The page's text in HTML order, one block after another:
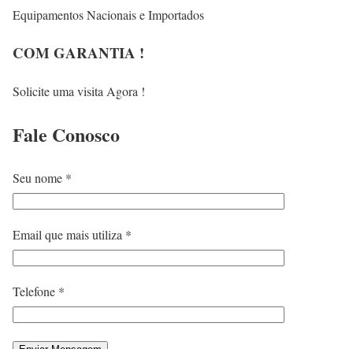
Equipamentos Nacionais e Importados
COM GARANTIA !
Solicite uma visita Agora !
Fale Conosco
Seu nome *
Email que mais utiliza *
Telefone *